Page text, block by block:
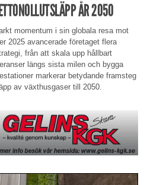
ÅR 2050
momentum i sin globala resa mot
2025 avancerade företaget flera
från att skala upp hållbart
längs sista milen och bygga
markerar betydande framsteg
av växthusgaser till 2050.